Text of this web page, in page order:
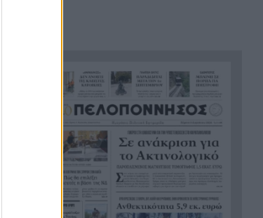
«σκοτεινή» συνάντηση με τον
πρόεδρο του Ιράν που
φουντώνει τα σενάρια
14:10 Υπόθεση δολοφονίας
Ελίζαμπεθ Ρος:
Προφυλακίστηκε ο 28χρονος
Αφγανός – Η κατάθεση της
συζύγου του που «φώτισε» τις
έρευνες